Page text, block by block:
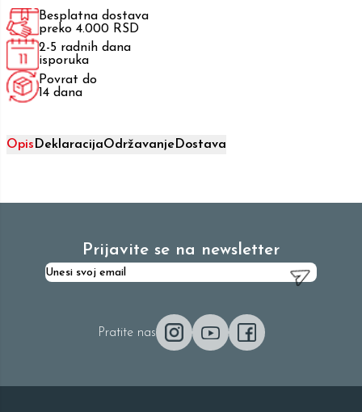
Besplatna dostava
preko 4.000 RSD
2-5 radnih dana
isporuka
Povrat do
14 dana
Opis DeklaracijaOdržavanjeDostava
Prijavite se na newsletter
Pratite nas